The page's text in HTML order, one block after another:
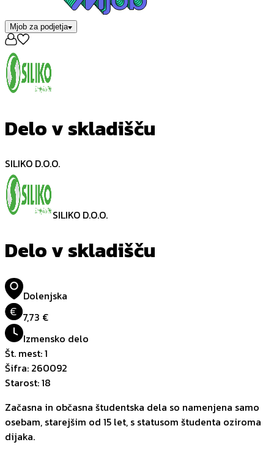
Mjob za podjetja
Delo v skladišču
SILIKO D.O.O.
SILIKO D.O.O.
Delo v skladišču
Dolenjska
€ 7,73 €
Izmensko delo
Št. mest:1
Šifra: 260092
Starost:18
Začasna in občasna študentska dela so namenjena samo
osebam, starejšim od 15 let, s statusom študenta oziroma
dijaka.